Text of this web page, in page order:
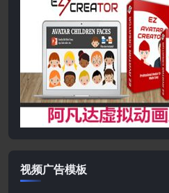
视频广告模板